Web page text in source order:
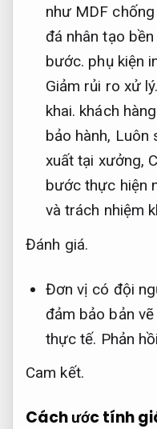
như MDF chống
đá nhân tạo bền
bước. phụ kiện
Giảm rủi ro xử lý.
khai. khách
bảo hành, Luôn
xuất tại xưởng,
bước thực hiện
và trách nhiệm
Đánh giá.
Đơn vị có đội
đảm bảo bản
thực tế. Phản
Cam kết.
Cách ước tính